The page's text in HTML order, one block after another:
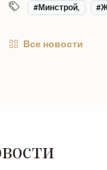
#Минстрой,
Все новости